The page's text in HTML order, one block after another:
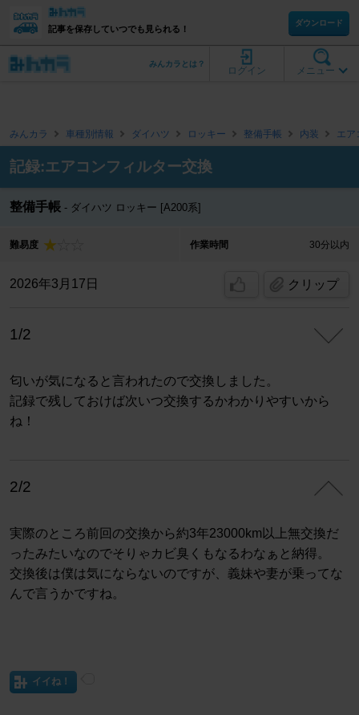
記事を保存していつでも見られる！
ダウンロード
メニュー
ログイン
みんカラとは？
みんカラ 車種別情報 ダイハツ ロッキー 整備手帳 内装 エア
記録:エアコンフィルター交換
整備手帳 ダイハツ ロッキー [A200系]
難易度 作業時間 30分以内
2026年3月17日 クリップ
1/2
匂いが気になると言われたので交換しました。
記録で残しておけば次いつ交換するかわかりやすいから
ね！
2/2
実際のところ前回の交換から約3年23000km以上無交換だ
ったみたいなのでそりゃカビ臭くもなるわなぁと納得。
交換後は僕は気にならないのですが、義妹や妻が乗ってな
んで言うかですね。
イイね！